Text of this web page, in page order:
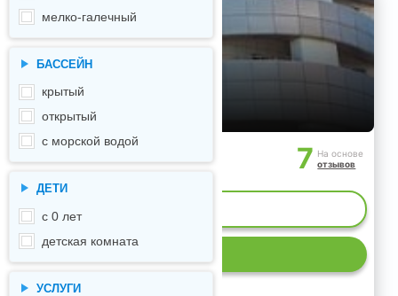
мелко-галечный
БАССЕЙН
крытый
открытый
с морской водой
ДЕТИ
с 0 лет
детская комната
УСЛУГИ
7 На основе
отзывов
МЕСТ